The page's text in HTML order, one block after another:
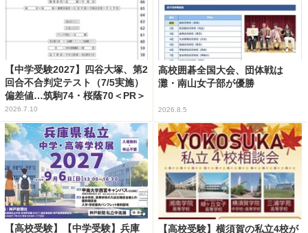
【中学受験2027】四谷大塚、第2
回合不合判定テスト（7/5実施）
偏差値…筑駒74・桜蔭70＜PR＞
2026.7.10
高校囲碁全国大会、団体戦は
灘・南山女子部が優勝
2026.8.5
【高校受験】【中学受験】兵庫
【高校受験】横須賀の私立4校が